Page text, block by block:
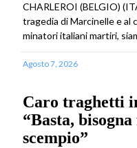
CHARLEROI (BELGIO)
tragedia di Marcinelle e al
minatori italiani martiri,
Agosto 7, 2026
Caro traghetti
“Basta,
scempio”